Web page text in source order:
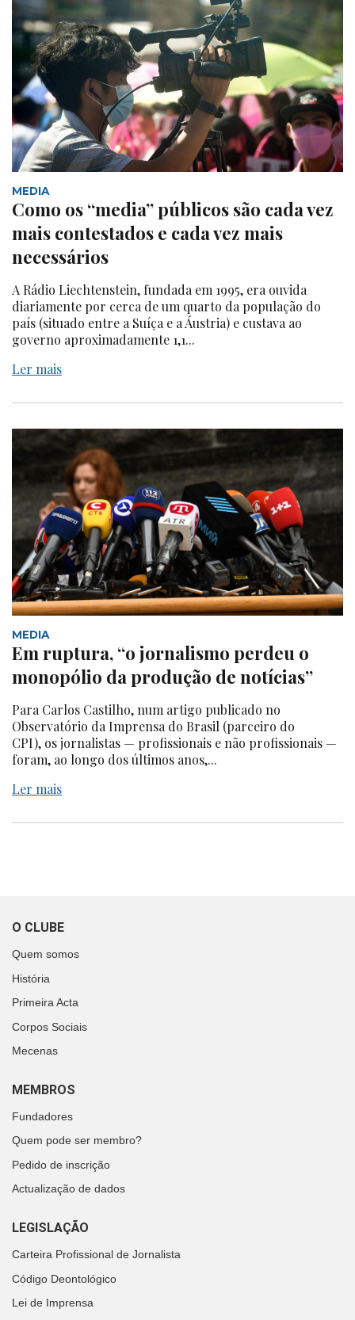
MEDIA
Como os “media” públicos são cada vez
mais contestados e cada vez mais
necessários
A Rádio Liechtenstein, fundada em 1995, era ouvida
diariamente por cerca de um quarto da população do
país (situado entre a Suíça e a Áustria) e custava ao
governo aproximadamente 1,1...
Ler mais
MEDIA
Em ruptura, “o jornalismo perdeu o
monopólio da produção de notícias”
Para Carlos Castilho, num artigo publicado no
Observatório da Imprensa do Brasil (parceiro do
CPI), os jornalistas — profissionais e não profissionais —
foram, ao longo dos últimos anos,...
Ler mais
O CLUBE
Quem somos
História
Primeira Acta
Corpos Sociais
Mecenas
MEMBROS
Fundadores
Quem pode ser membro?
Pedido de inscrição
Actualização de dados
LEGISLAÇÃO
Carteira Profissional de Jornalista
Código Deontológico
Lei de Imprensa